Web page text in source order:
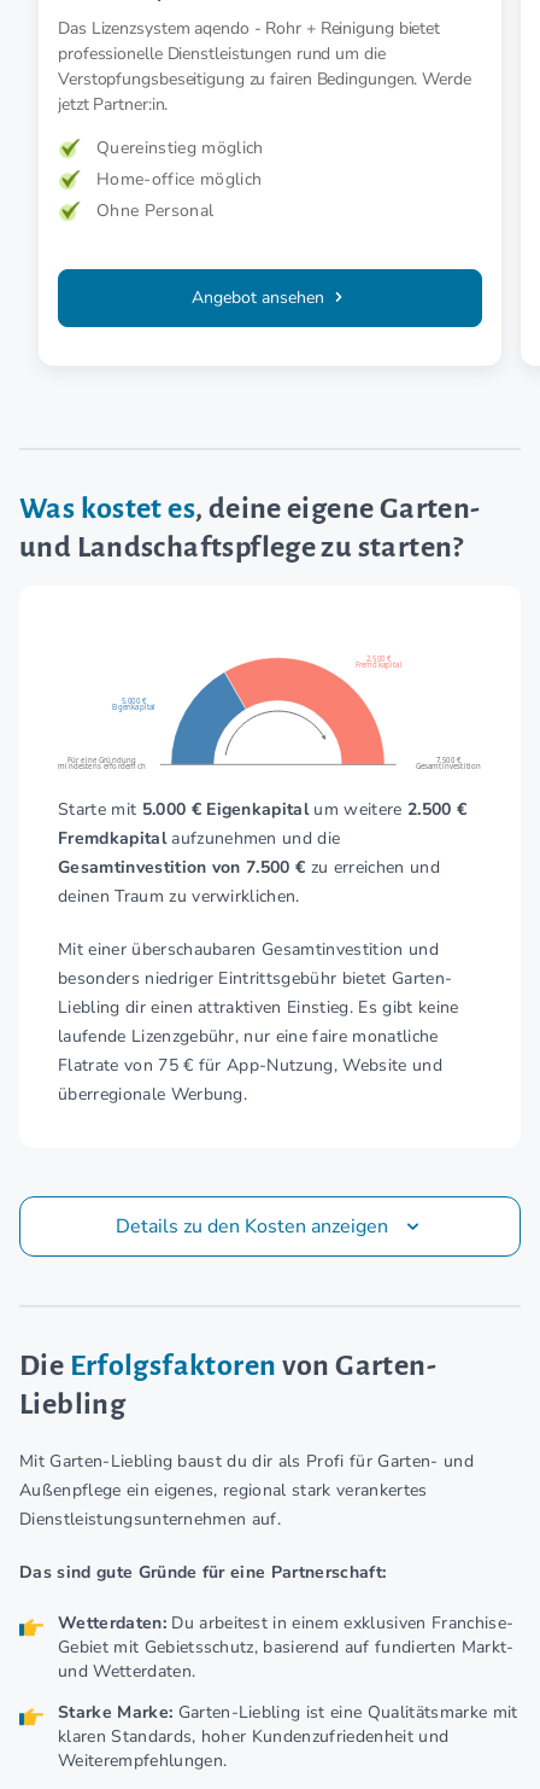
Das Lizenzsystem aqendo - Rohr + Reinigung bietet
professionelle Dienstleistungen rund um die
Verstopfungsbeseitigung zu fairen Bedingungen. Werde
jetzt Partner:in.
Quereinstieg möglich
Home-office möglich
Ohne Personal
Angebot ansehen
Was kostet es, deine eigene Garten-
und Landschaftspflege zu starten?
2.500 €
Fremdkapital
5.000 €
Eigenkapital
Für eine Gründung
mindestens erforderlich
7.500 €
Gesamtinvestition
Starte mit 5.000 € Eigenkapitalum weitere 2.500 €
Fremdkapitalaufzunehmen und die
Gesamtinvestition von 7.500 € zu erreichen und
deinen Traum zu verwirklichen.
Mit einer überschaubaren Gesamtinvestition und
besonders niedriger Eintrittsgebühr bietet Garten-
Liebling dir einen attraktiven Einstieg. Es gibt keine
laufende Lizenzgebühr, nur eine faire monatliche
Flatrate von 75 € für App-Nutzung, Website und
überregionale Werbung.
Details zu den Kosten anzeigen
Die Erfolgsfaktoren von Garten-
Liebling
Mit Garten-Liebling baust du dir als Profi für Garten- und
Außenpflege ein eigenes, regional stark verankertes
Dienstleistungsunternehmen auf.
Das sind gute Gründe für eine Partnerschaft:
Wetterdaten: Du arbeitest in einem exklusiven Franchise-
Gebiet mit Gebietsschutz, basierend auf fundierten Markt-
und Wetterdaten.
Starke Marke: Garten-Liebling ist eine Qualitätsmarke mit
klaren Standards, hoher Kundenzufriedenheit und
Weiterempfehlungen.